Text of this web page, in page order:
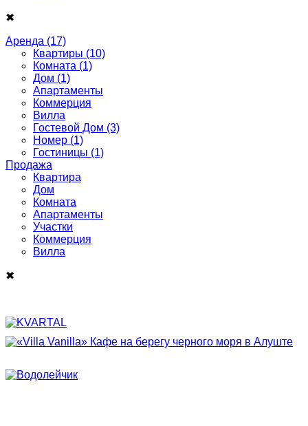
✖
Аренда (17)
Квартиры (10)
Комната (1)
Дом (1)
Апартаменты
Коммерция
Вилла
Гостевой Дом (3)
Номер (1)
Гостиницы (1)
Продажа
Квартира
Дом
Комнатa
Апартаменты
Участки
Коммерция
Виллa
✖